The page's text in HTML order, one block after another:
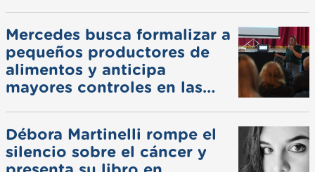
Mercedes busca formalizar a
pequeños productores de
alimentos y anticipa
mayores controles en las
Débora Martinelli rompe el
silencio sobre el cáncer y